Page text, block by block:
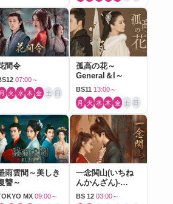
間令
07:00～
月 火 水 木 金 土 日
孤高の花～
General＆I～
BS11 13:00～
月 火 水 木 金 土 日
雨雲間～美しき
讐～
MX 09:00～
一念関山(いちね
んかんざん)-
Journey to Love-
BS 12 03:00～